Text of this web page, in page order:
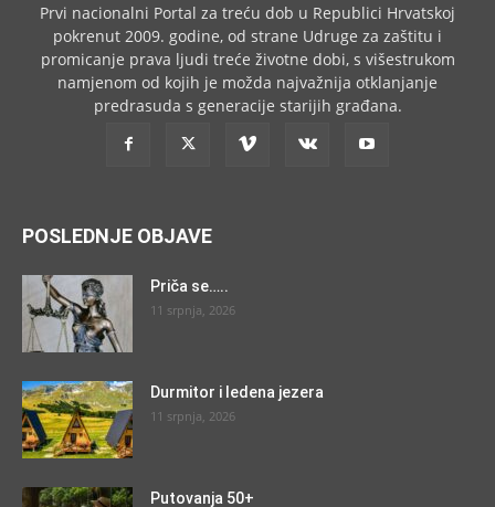
Prvi nacionalni Portal za treću dob u Republici Hrvatskoj
pokrenut 2009. godine, od strane Udruge za zaštitu i
promicanje prava ljudi treće životne dobi, s višestrukom
namjenom od kojih je možda najvažnija otklanjanje
predrasuda s generacije starijih građana.
POSLEDNJE OBJAVE
Priča se…..
11 srpnja, 2026
Durmitor i ledena jezera
11 srpnja, 2026
Putovanja 50+